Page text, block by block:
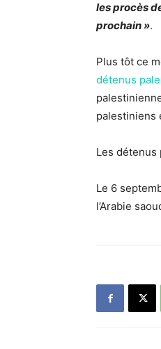
les procès
prochain ».
Plus tôt ce
détenus
palestiniens
Les détenus
Le 6
l’Arabie